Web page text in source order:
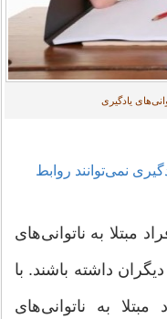
یادگیری
یادگیری نمی‌توانند روابط
مبتلا به ناتوانی‌های
داشته باشند. با
به ناتوانی‌های